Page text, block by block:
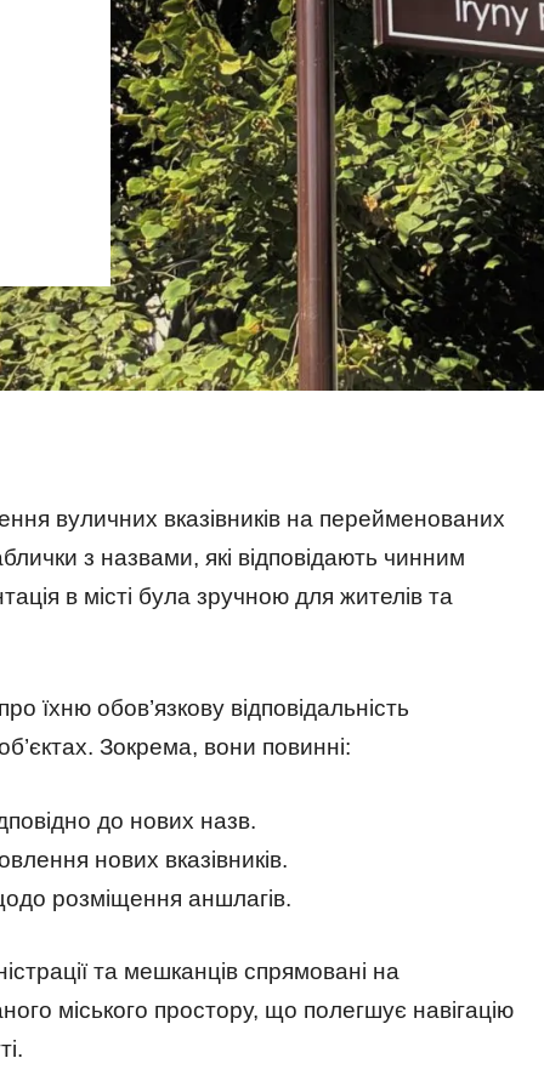
вуличних вказівників на перейменованих
з назвами, які відповідають чинним
в місті була зручною для жителів та
їхню обов’язкову відповідальність
Зокрема, вони повинні:
до нових назв.
нових вказівників.
розміщення аншлагів.
та мешканців спрямовані на
міського простору, що полегшує навігацію